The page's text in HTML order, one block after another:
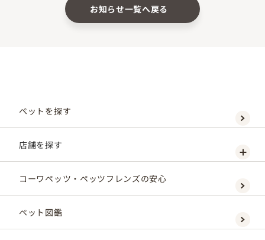
お知らせ一覧へ戻る
ペットを探す
店舗を探す
コーワペッツ・ペッツフレンズの安心
ペット図鑑